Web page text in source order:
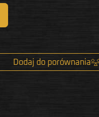
link
Dodaj do porównania